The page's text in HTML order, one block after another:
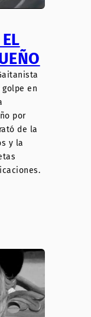
en
por
de la
y la